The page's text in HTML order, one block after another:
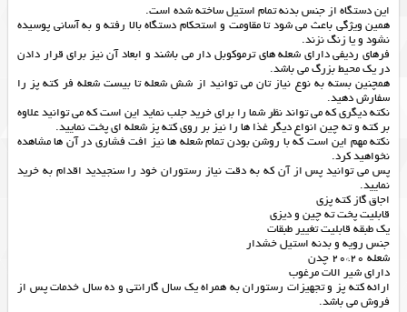
این دستگاه از جنس بدنه تمام استیل ساخته شده است.
همین ویژگی باعث می شود تا مقاومت و استحکام دستگاه بالا رفته و به آسانی پوسیده
نشود و یا زنگ نزند.
فرهای ردیفی دارای شعله های ترموکوبل دار می باشند و ابعاد آن نیز برای قرار دادن
در یک محیط بزرگ می باشد.
همچنین بسته به نوع نیاز تان می توانید از شش شعله تا بیست شعله فر کته پز را
سفارش دهید.
نکته دیگری که می تواند نظر شما را برای خرید جلب نماید این است که می توانید علاوه
بر کته و ته چین انواع دیگر غذا ها را نیز بر روی کته پز شعله ای پخت نمایید.
نکته مهم این است که با روشن بودن تمام شعله ها نیز افت فشاری در آن ها مشاهده
نخواهید کرد.
پس می توانید پس از آن که به دقت نیاز رستوران خود را سنجیدید اقدام به خرید
نمایید.
اجاق گاز کته پزی
قابلیت پخت ته چین و دیزی
یک طبقه قابلیت تغییر طبقات
جنس رویه و بدنه استیل خشدار
شعله 20*20 چدن
دارای شیر الات مرغوب
ارائهکته پز وتجهیزات رستورانبه همراه یک سال گارانتی و ده سال خدمات پس از
فروش می باشد.